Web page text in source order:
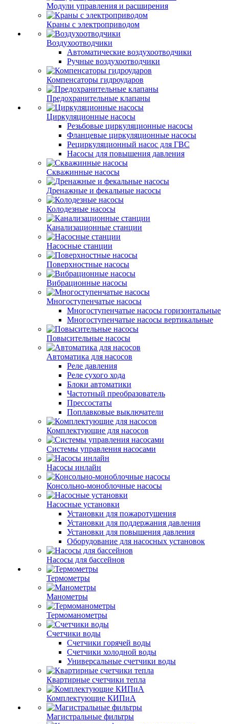
Модули управления и расширения
Краны с электроприводом
Воздухоотводчики
Автоматические воздухоотводчики
Ручные воздухоотводчики
Компенсаторы гидроударов
Предохранительные клапаны
Циркуляционные насосы
Резьбовые циркуляционные насосы
Фланцевые циркуляционные насосы
Рециркуляционный насос для ГВС
Насосы для повышения давления
Скважинные насосы
Дренажные и фекальные насосы
Колодезные насосы
Канализационные станции
Насосные станции
Поверхностные насосы
Вибрационные насосы
Многоступенчатые насосы
Многоступенчатые насосы горизонтальные
Многоступенчатые насосы вертикальные
Повысительные насосы
Автоматика для насосов
Реле давления
Реле сухого хода
Блоки автоматики
Частотный преобразователь
Прессостаты
Поплавковые выключатели
Комплектующие для насосов
Системы управления насосами
Насосы инлайн
Консольно-моноблочные насосы
Насосные установки
Установки для пожаротушения
Установки для поддержания давления
Установки для повышения давления
Оборудование для насосных установок
Насосы для бассейнов
Термометры
Манометры
Термоманометры
Счетчики воды
Счетчики горячей воды
Счетчики холодной воды
Универсальные счетчики воды
Квартирные счетчики тепла
Комплектующие КИПиА
Магистральные фильтры